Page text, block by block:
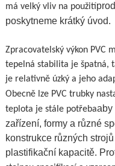
má velký vliv na použití
poskytneme krátký úvod.
Zpracovatelský výkon PVC
tepelná stabilita je špatná,
je relativně úzký a jeho
Obecně lze PVC trubky
teplota je stále potřebaaby
zařízení, formy a různé
konstrukce různých
plastifikační kapacitě.